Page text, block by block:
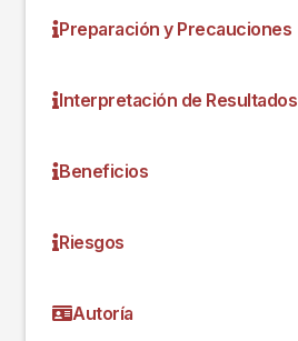
Preparación y Precauciones
Interpretación de Resultados
Beneficios
Riesgos
Autoría